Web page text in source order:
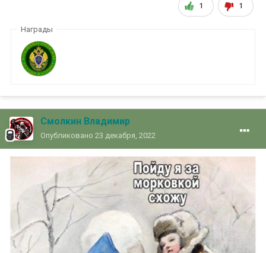
1 1
Награды
Смолкин Владимир
Опубликовано 23 декабря, 2022